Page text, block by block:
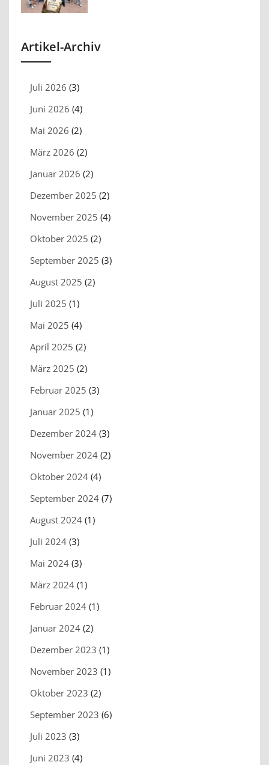
Artikel-Archiv
Juli 2026 (3)
Juni 2026 (4)
Mai 2026 (2)
März 2026 (2)
Januar 2026 (2)
Dezember 2025 (2)
November 2025 (4)
Oktober 2025 (2)
September 2025 (3)
August 2025 (2)
Juli 2025 (1)
Mai 2025 (4)
April 2025 (2)
März 2025 (2)
Februar 2025 (3)
Januar 2025 (1)
Dezember 2024 (3)
November 2024 (2)
Oktober 2024 (4)
September 2024 (7)
August 2024 (1)
Juli 2024 (3)
Mai 2024 (3)
März 2024 (1)
Februar 2024 (1)
Januar 2024 (2)
Dezember 2023 (1)
November 2023 (1)
Oktober 2023 (2)
September 2023 (6)
Juli 2023 (3)
Juni 2023 (4)